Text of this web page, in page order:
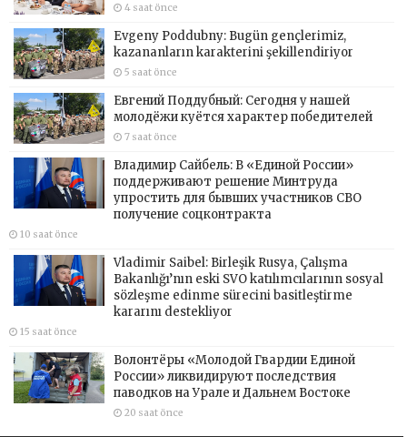
4 saat önce
Evgeny Poddubny: Bugün gençlerimiz,
kazananların karakterini şekillendiriyor
5 saat önce
Евгений Поддубный: Сегодня у нашей
молодёжи куётся характер победителей
7 saat önce
Владимир Сайбель: В «Единой России»
поддерживают решение Минтруда
упростить для бывших участников СВО
получение соцконтракта
10 saat önce
Vladimir Saibel: Birleşik Rusya, Çalışma
Bakanlığı’nın eski SVO katılımcılarının sosyal
sözleşme edinme sürecini basitleştirme
kararını destekliyor
15 saat önce
Волонтёры «Молодой Гвардии Единой
России» ликвидируют последствия
паводков на Урале и Дальнем Востоке
20 saat önce